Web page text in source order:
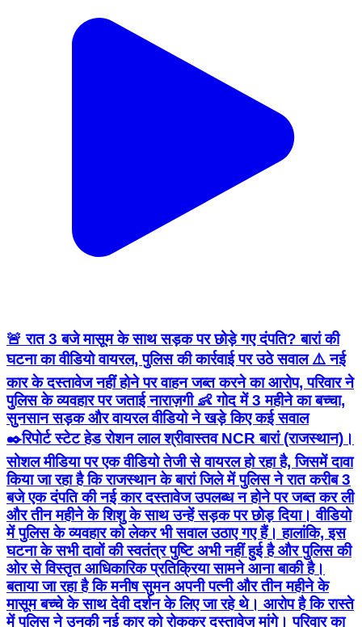
🚨 रात 3 बजे मासूम के साथ सड़क पर छोड़े गए दंपति? बारां की
घटना का वीडियो वायरल, पुलिस की कार्रवाई पर उठे सवाल ⚠️ नई
कार के दस्तावेज नहीं होने पर वाहन जब्त करने का आरोप, परिवार ने
पुलिस के व्यवहार पर जताई नाराज़गी 👶 गोद में 3 महीने का बच्चा,
सुनसान सड़क और वायरल वीडियो ने खड़े किए कई सवाल
✒️रिपोर्ट स्टेट हेड रोशन लाल श्रीवास्तव NCR बारां (राजस्थान)।
सोशल मीडिया पर एक वीडियो तेजी से वायरल हो रहा है, जिसमें दावा
किया जा रहा है कि राजस्थान के बारां जिले में पुलिस ने रात करीब 3
बजे एक दंपति की नई कार दस्तावेज उपलब्ध न होने पर जब्त कर ली
और तीन महीने के शिशु के साथ उन्हें सड़क पर छोड़ दिया। वीडियो
में पुलिस के व्यवहार को लेकर भी सवाल उठाए गए हैं। हालांकि, इस
घटना के सभी दावों की स्वतंत्र पुष्टि अभी नहीं हुई है और पुलिस की
ओर से विस्तृत आधिकारिक प्रतिक्रिया सामने आना बाकी है।
बताया जा रहा है कि मनीष सुमन अपनी पत्नी और तीन महीने के
मासूम बच्चे के साथ देवी दर्शन के लिए जा रहे थे। आरोप है कि रास्ते
में पुलिस ने उनकी नई कार को रोककर दस्तावेज मांगे। परिवार का